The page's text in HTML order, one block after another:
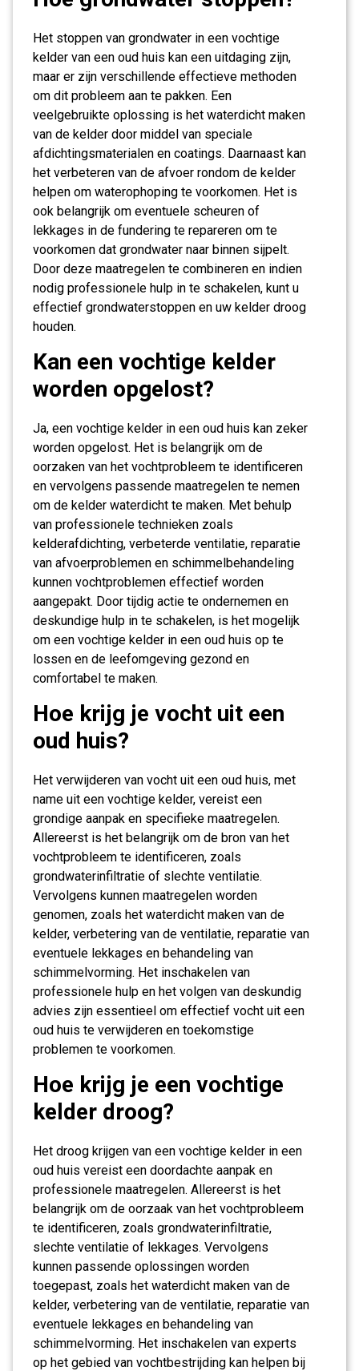
Het stoppen van grondwater in een vochtige
kelder van een oud huis kan een uitdaging zijn,
maar er zijn verschillende effectieve methoden
om dit probleem aan te pakken. Een
veelgebruikte oplossing is het waterdicht maken
van de kelder door middel van speciale
afdichtingsmaterialen en coatings. Daarnaast kan
het verbeteren van de afvoer rondom de kelder
helpen om waterophoping te voorkomen. Het is
ook belangrijk om eventuele scheuren of
lekkages in de fundering te repareren om te
voorkomen dat grondwater naar binnen sijpelt.
Door deze maatregelen te combineren en indien
nodig professionele hulp in te schakelen, kunt u
effectief grondwaterstoppen en uw kelder droog
houden.
Kan een vochtige kelder
worden opgelost?
Ja, een vochtige kelder in een oud huis kan zeker
worden opgelost. Het is belangrijk om de
oorzaken van het vochtprobleem te identificeren
en vervolgens passende maatregelen te nemen
om de kelder waterdicht te maken. Met behulp
van professionele technieken zoals
kelderafdichting, verbeterde ventilatie, reparatie
van afvoerproblemen en schimmelbehandeling
kunnen vochtproblemen effectief worden
aangepakt. Door tijdig actie te ondernemen en
deskundige hulp in te schakelen, is het mogelijk
om een vochtige kelder in een oud huis op te
lossen en de leefomgeving gezond en
comfortabel te maken.
Hoe krijg je vocht uit een
oud huis?
Het verwijderen van vocht uit een oud huis, met
name uit een vochtige kelder, vereist een
grondige aanpak en specifieke maatregelen.
Allereerst is het belangrijk om de bron van het
vochtprobleem te identificeren, zoals
grondwaterinfiltratie of slechte ventilatie.
Vervolgens kunnen maatregelen worden
genomen, zoals het waterdicht maken van de
kelder, verbetering van de ventilatie, reparatie van
eventuele lekkages en behandeling van
schimmelvorming. Het inschakelen van
professionele hulp en het volgen van deskundig
advies zijn essentieel om effectief vocht uit een
oud huis te verwijderen en toekomstige
problemen te voorkomen.
Hoe krijg je een vochtige
kelder droog?
Het droog krijgen van een vochtige kelder in een
oud huis vereist een doordachte aanpak en
professionele maatregelen. Allereerst is het
belangrijk om de oorzaak van het vochtprobleem
te identificeren, zoals grondwaterinfiltratie,
slechte ventilatie of lekkages. Vervolgens
kunnen passende oplossingen worden
toegepast, zoals het waterdicht maken van de
kelder, verbetering van de ventilatie, reparatie van
eventuele lekkages en behandeling van
schimmelvorming. Het inschakelen van experts
op het gebied van vochtbestrijding kan helpen bij